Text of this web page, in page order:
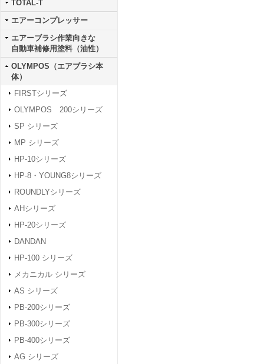
TOTAL-T
エアーコンプレッサー
エアーブラシ作業向きな
自動車補修用塗料（油性）
OLYMPOS（エアブラシ本
体）
FIRSTシリーズ
OLYMPOS 200シリーズ
SP シリーズ
MP シリーズ
HP-10シリーズ
HP-8・YOUNG8シリーズ
ROUNDLYシリーズ
AHシリーズ
HP-20シリーズ
DANDAN
HP-100 シリーズ
メカニカル シリーズ
AS シリーズ
PB-200シリーズ
PB-300シリーズ
PB-400シリーズ
AG シリーズ